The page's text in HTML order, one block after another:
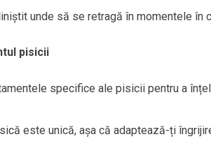
unde să se retragă în momentele în
pisicii
specifice ale pisicii pentru a
este unică, așa că adaptează-ți